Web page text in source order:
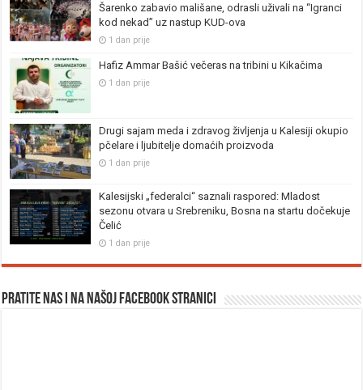
Šarenko zabavio mališane, odrasli uživali na “Igranci
kod nekad” uz nastup KUD-ova
1 dan prije
Hafiz Ammar Bašić večeras na tribini u Kikačima
1 dan prije
Drugi sajam meda i zdravog življenja u Kalesiji okupio
pčelare i ljubitelje domaćih proizvoda
1 dan prije
Kalesijski „federalci“ saznali raspored: Mladost
sezonu otvara u Srebreniku, Bosna na startu dočekuje
Čelić
1 dan prije
Pratite nas i na našoj facebook stranici